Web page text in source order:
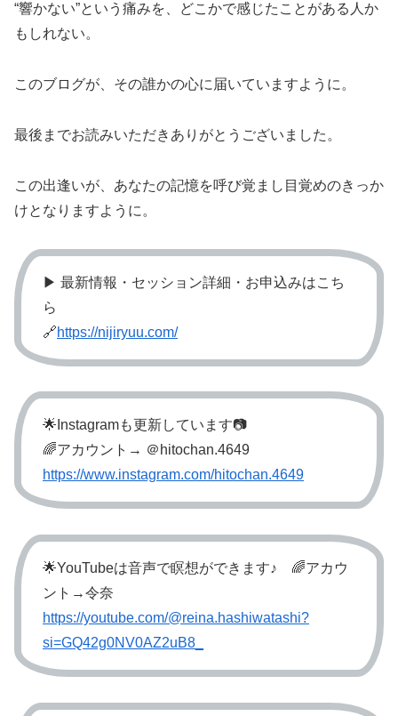
“響かない”という痛みを、どこかで感じたことがある人か
もしれない。
このブログが、その誰かの心に届いていますように。
最後までお読みいただきありがとうございました。
この出逢いが、あなたの記憶を呼び覚まし目覚めのきっか
けとなりますように。
▶︎ 最新情報・セッション詳細・お申込みはこち
ら
🔗https://nijiryuu.com/
🌟Instagramも更新しています📷
🌈アカウント→ ＠hitochan.4649
https://www.instagram.com/hitochan.4649
🌟YouTubeは音声で瞑想ができます♪ 🌈アカウ
ント→令奈
https://youtube.com/@reina.hashiwatashi?
si=GQ42g0NV0AZ2uB8_